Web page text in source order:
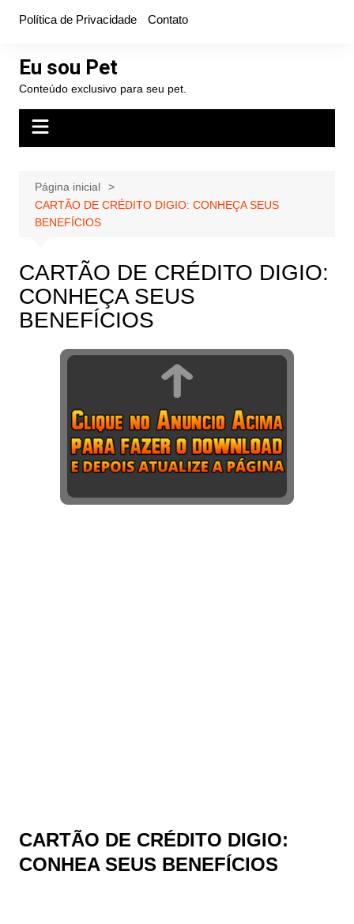
conteúdo
Política de Privacidade Contato
Eu sou Pet
Conteúdo exclusivo para seu pet.
Página inicial
CARTÃO DE CRÉDITO DIGIO: CONHEÇA SEUS
BENEFÍCIOS
CARTÃO DE CRÉDITO DIGIO:
CONHEÇA SEUS
BENEFÍCIOS
CARTÃO DE CRÉDITO DIGIO:
CONHEA SEUS BENEFÍCIOS